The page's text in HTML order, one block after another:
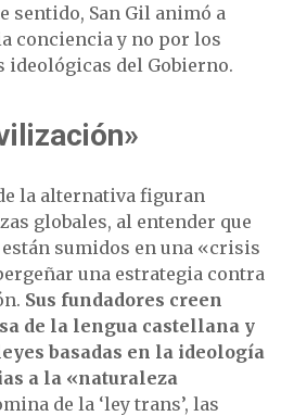
sentido, San Gil animó a
conciencia y no por los
ideológicas del Gobierno.
la alternativa figuran
globales, al entender que
están sumidos en una «crisis
una estrategia contra
Sus fundadores creen
de la lengua castellana y
basadas en la ideología
a la «naturaleza
de la ‘ley trans’, las